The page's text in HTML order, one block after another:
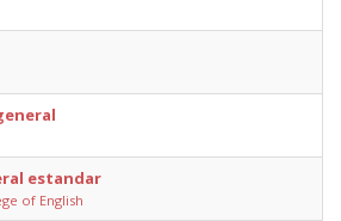
estandar
of English